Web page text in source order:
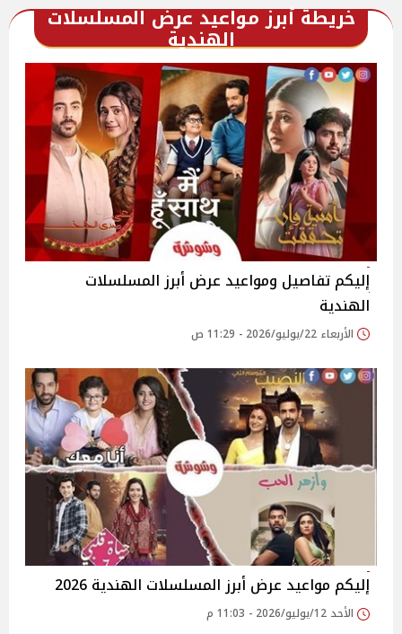
خريطة أبرز مواعيد عرض المسلسلات
الهندية
إليكم تفاصيل ومواعيد عرض أبرز المسلسلات
الهندية
الأربعاء 22/يوليو/2026 - 11:29 ص
إليكم مواعيد عرض أبرز المسلسلات الهندية 2026
الأحد 12/يوليو/2026 - 11:03 م